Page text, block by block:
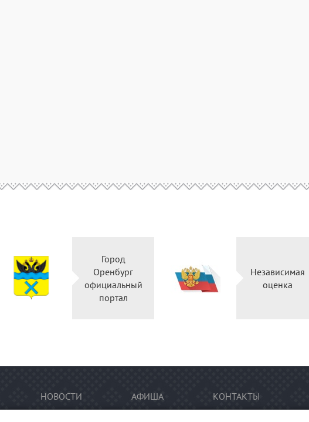
Город
Оренбург
официальный
портал
Независимая
оценка
НОВОСТИ АФИША КОНТАКТЫ